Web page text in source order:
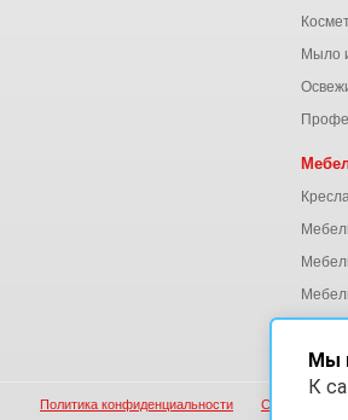
Мыло
Политика конфиденциальности Согласие на
Мы
К